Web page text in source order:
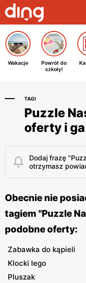
Wakacje
Powrót do
szkoły!
TAGI
Puzzle
oferty i
Dodaj frazę
otrzymasz
Obecnie nie
tagiem "Puzzle
podobne oferty:
Zabawka do kąpieli
Klocki lego
Pluszak